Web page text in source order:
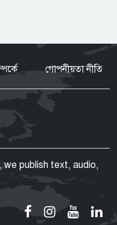
সন্ধান মিলল মস্কোতে
ফসল: স্বরাষ্ট্রমন্ত্রী
ও আহত ১০ পরিবারের
গোপনীয়তা নীতি
publish text, audio,